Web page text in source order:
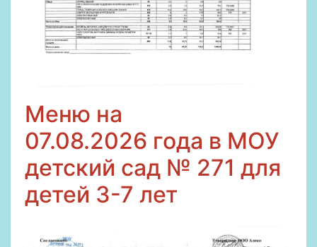
Меню на
07.08.2026 года в МОУ
детский сад № 271 для
детей 3-7 лет